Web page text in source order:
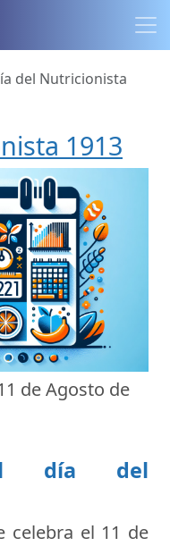
del Nutricionista
1913
de Agosto de
día del
celebra el 11 de